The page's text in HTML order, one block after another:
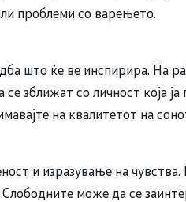
проблеми со варењето.
што ќе ве инспирира. На
зближат со личност која
на квалитетот на
и изразување на
може да се